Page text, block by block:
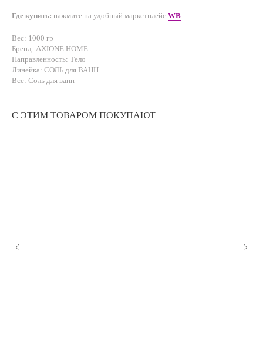
Где купить: нажмите на удобный маркетплейс WB
Вес: 1000 гр
Бренд: AXIONE HOME
Направленность: Тело
Линейка: СОЛЬ для ВАНН
Все: Соль для ванн
С ЭТИМ ТОВАРОМ ПОКУПАЮТ